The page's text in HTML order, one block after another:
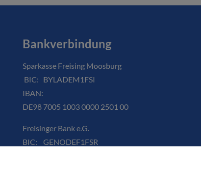
Bankverbindung
Sparkasse Freising Moosburg
BIC: BYLADEM1FSI
IBAN:
DE98 7005 1003 0000 2501 00
Freisinger Bank e.G.
BIC: GENODEF1FSR